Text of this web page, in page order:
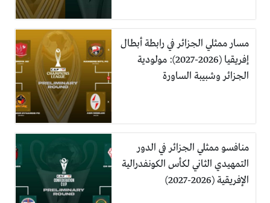
مسار ممثلي الجزائر في رابطة أبطال
إفريقيا (2026-2027): مولودية
الجزائر وشبيبة الساورة
منافسو ممثلي الجزائر في الدور
التمهيدي الثاني لكأس الكونفدرالية
الإفريقية (2026-2027)